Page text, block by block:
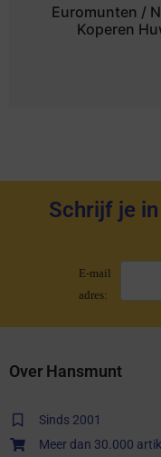
Euromunten /
Koperen
Schrijf je
E-mail
adres:
Over Hansmunt
Sinds 2001
Meer dan 30.000